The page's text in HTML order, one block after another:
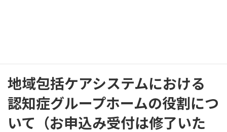
地域包括ケアシステムにおける
認知症グループホームの役割につ
いて（お申込み受付は修了いた